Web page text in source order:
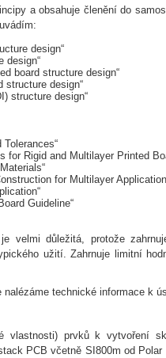
a obsahuje členění do
design“
design“
board structure design“
structure design“
structure design“
for Rigid and Multilayer Printed
for Multilayer
Guideline“
velmi důležitá, protože
užití. Zahrnuje limitní
technické informace k
vlastnosti) prvků k vytvoření
PCB včetně SI800m od